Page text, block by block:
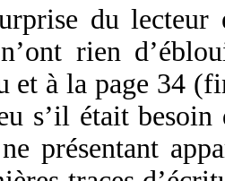
du lecteur
n’ont rien
et à la page 34
s’il était
présentant